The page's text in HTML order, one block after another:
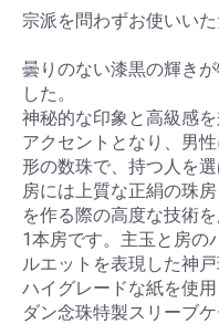
宗派を問わずお使いい
曇りのない漆黒の輝き
した。
神秘的な印象と高級感
アクセントとなり、男
形の数珠で、持つ人を
房には上質な正絹の珠
を作る際の高度な技術
1本房です。主玉と房の
ルエットを表現した神
ハイグレードな紙を使
ダン念珠特製スリーブ